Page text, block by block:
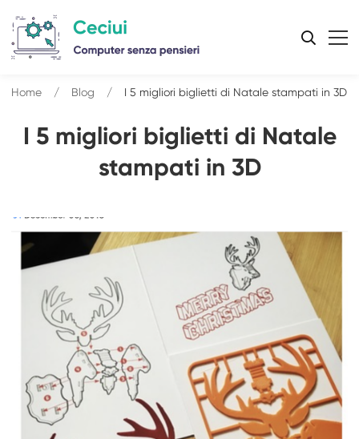
I 5 migliori biglietti di Natale
stampati in 3D
Home Blog I 5 migliori biglietti di Natale stampati in 3D